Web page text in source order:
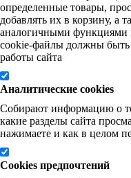
определенные товары,
добавлять их в корзину, а
аналогичными функциями
cookie-файлы должны быть
работы сайта
Аналитические cookies
Собирают информацию о
какие разделы сайта
нажимаете и как в целом
Cookies предпочтений